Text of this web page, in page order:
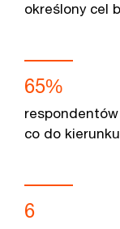
określony cel
65%
co do
6